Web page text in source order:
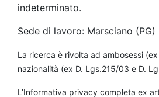
indeterminato.
Sede di lavoro: Marsciano (PG)
La ricerca è rivolta ad ambosessi
nazionalità (ex D. Lgs.215/03 e D.
L’Informativa privacy completa ex